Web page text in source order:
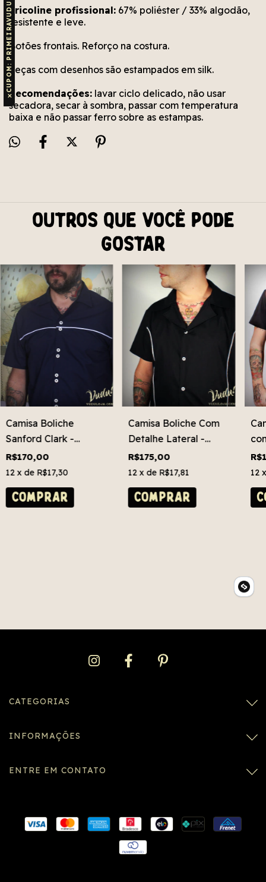
Tricoline profissional: 67% poliéster / 33% algodão,
resistente e leve.
Botões frontais. Reforço na costura.
Peças com desenhos são estampados em silk.
Recomendações: lavar ciclo delicado, não usar
secadora, secar à sombra, passar com temperatura
baixa e não passar ferro sobre as estampas.
Outros que você pode
gostar
Camisa Boliche
Sanford Clark -
Marine
R$170,00
12 x de R$17,30
COMPRAR
Camisa Boliche Com
Detalhe Lateral -
Andy
R$175,00
12 x de R$17,81
COMPRAR
12
CATEGORIAS
INFORMAÇÕES
ENTRE EM CONTATO
✕
CUPOM: PRIMEIRAVUDU